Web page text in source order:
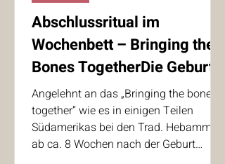
Abschlussritual im
Wochenbett – Bringing the
Bones TogetherDie Geburt
eines Kindes verändert
vieles – den Körper, das
Herz und das Leben
Angelehnt an das „Bringing the bones
together“ wie es in einigen Teilen
Südamerikas bei den Trad. Hebammen
ab ca. 8 Wochen nach der Geburt